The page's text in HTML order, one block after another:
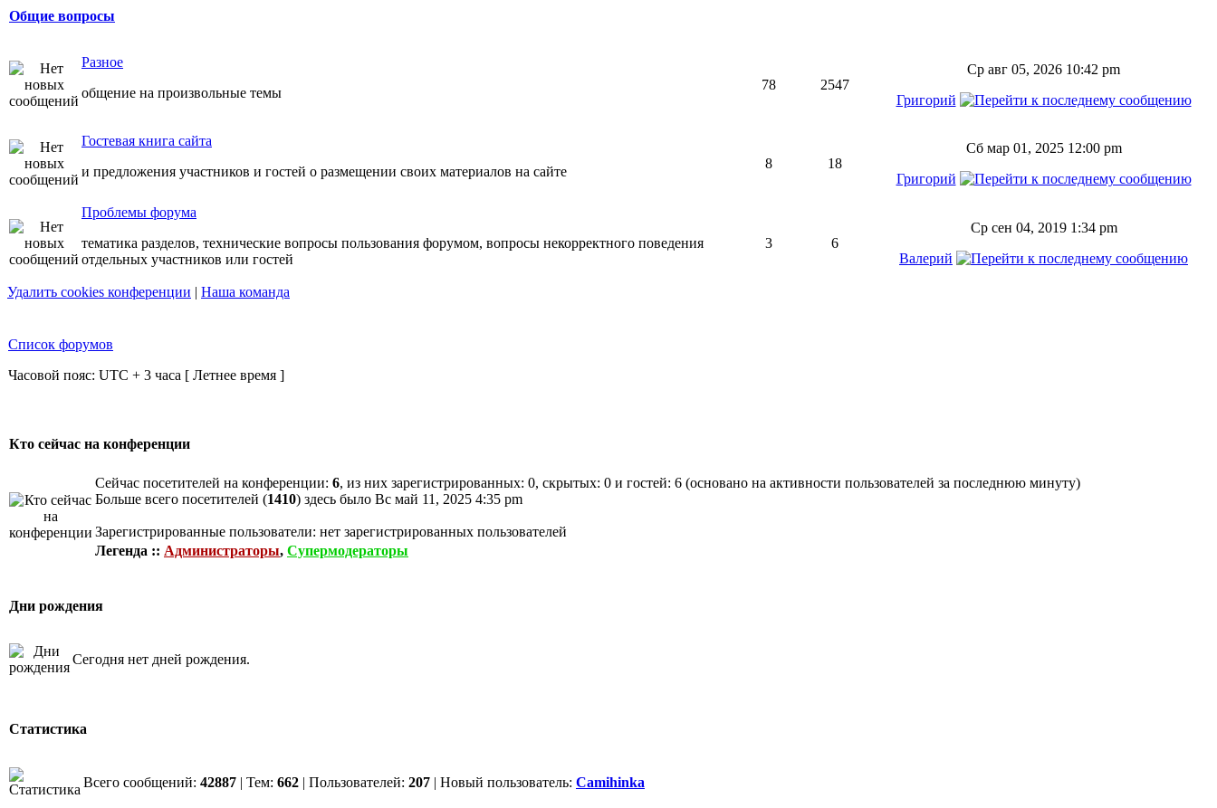
Общие вопросы
Разное
общение на произвольные темы
78 2547
Ср авг 05, 2026 10:42 pm
Григорий
Гостевая книга сайта
и предложения участников и гостей о размещении своих материалов на сайте
8 18
Сб мар 01, 2025 12:00 pm
Григорий
Проблемы форума
тематика разделов, технические вопросы пользования форумом, вопросы некорректного поведения
отдельных участников или гостей
3 6
Ср сен 04, 2019 1:34 pm
Валерий
Удалить cookies конференции | Наша команда
Список форумов
Часовой пояс: UTC + 3 часа [ Летнее время ]
Кто сейчас на конференции
Сейчас посетителей на конференции: 6, из них зарегистрированных: 0, скрытых: 0 и гостей: 6 (основано на активности пользователей за последнюю минуту)
Больше всего посетителей (1410) здесь было Вс май 11, 2025 4:35 pm
Зарегистрированные пользователи: нет зарегистрированных пользователей
Легенда :: Администраторы, Супермодераторы
Дни рождения
Сегодня нет дней рождения.
Статистика
Всего сообщений: 42887 | Тем: 662 | Пользователей: 207 | Новый пользователь: Camihinka